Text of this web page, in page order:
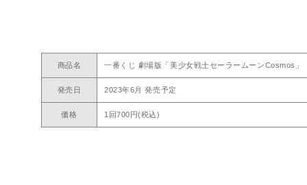
商品名 一番くじ 劇場版「美少女戦士セーラームーンCosmos
発売日 2023年6月 発売予定
価格 1回700円(税込)